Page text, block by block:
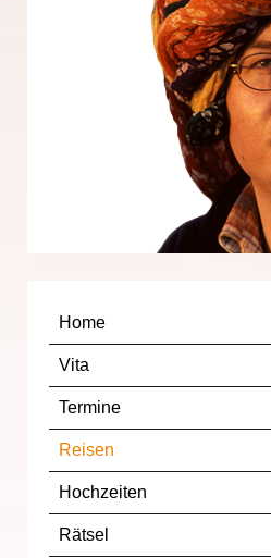
Home
Vita
Termine
Reisen
Hochzeiten
Rätsel